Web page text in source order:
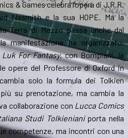
& Games celebra l’opera di J.R.R.
Nasmith e la sua HOPE. Ma la
Terra di Mezzo passa anche dal
manifestazione ha organizzato,
Luk For Fantasy, con Bompiani, la
opere del Professore di Oxford in
solo la formula dei Tolkien
su prenotazione, ma cambia la
collaborazione con Lucca Comics
Studi Tolkieniani porta nella
competenze, ma incontri con una